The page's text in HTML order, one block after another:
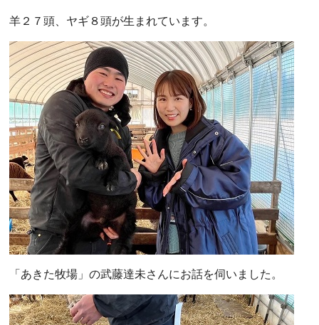
羊２７頭、ヤギ８頭が生まれています。
「あきた牧場」の武藤達未さんにお話を伺いました。